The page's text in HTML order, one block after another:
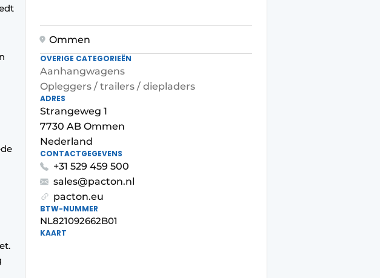
Ommen
OVERIGE CATEGORIEËN
Aanhangwagens
Opleggers / trailers / diepladers
ADRES
Strangeweg 1
7730 AB Ommen
Nederland
CONTACTGEGEVENS
+31 529 459 500
sales@pacton.nl
pacton.eu
BTW-NUMMER
NL821092662B01
KAART